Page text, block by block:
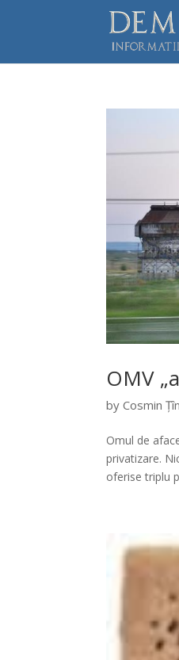
OMV
byCosmin
Omul de
privatizare.
oferise triplu